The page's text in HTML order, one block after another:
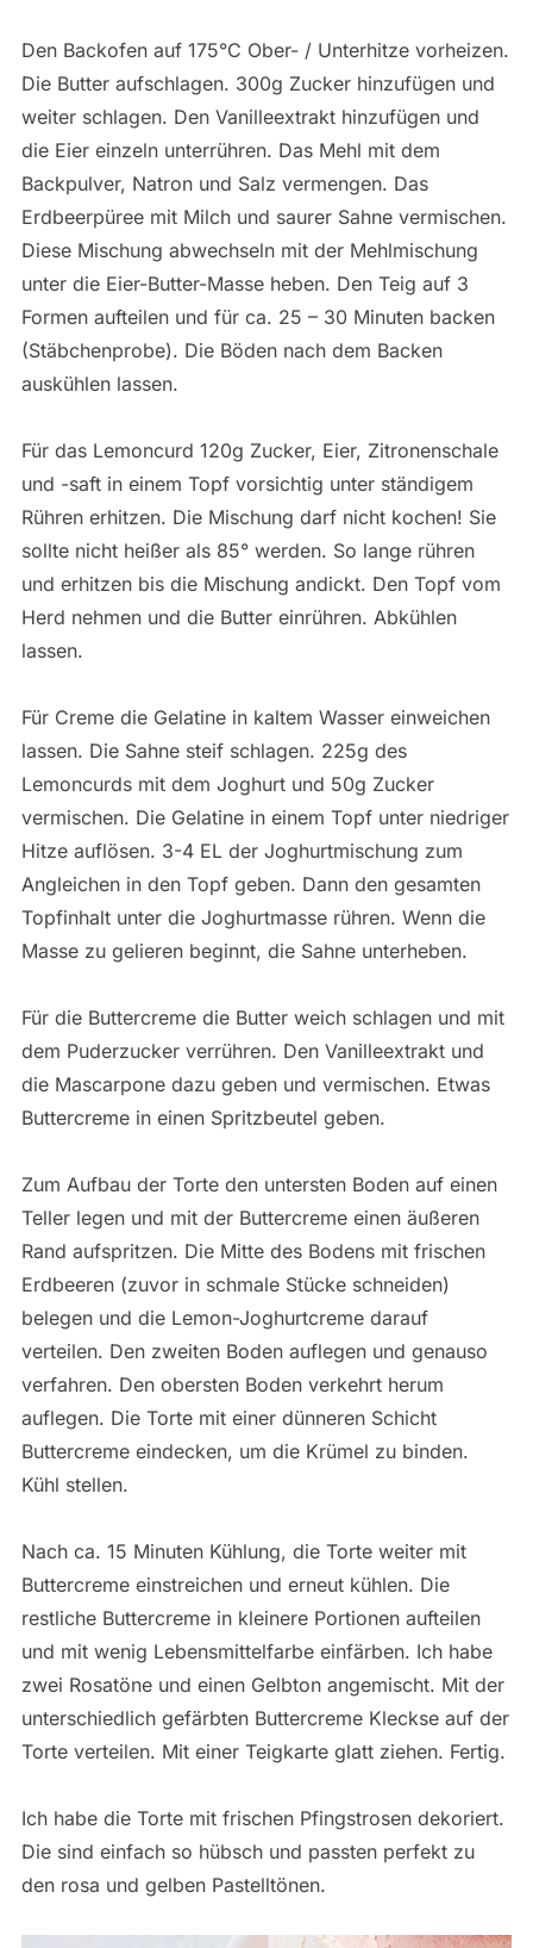
Den Backofen auf 175°C Ober- / Unterhitze vorheizen.
Die Butter aufschlagen. 300g Zucker hinzufügen und
weiter schlagen. Den Vanilleextrakt hinzufügen und
die Eier einzeln unterrühren. Das Mehl mit dem
Backpulver, Natron und Salz vermengen. Das
Erdbeerpüree mit Milch und saurer Sahne vermischen.
Diese Mischung abwechseln mit der Mehlmischung
unter die Eier-Butter-Masse heben. Den Teig auf 3
Formen aufteilen und für ca. 25 – 30 Minuten backen
(Stäbchenprobe). Die Böden nach dem Backen
auskühlen lassen.
Für das Lemoncurd 120g Zucker, Eier, Zitronenschale
und -saft in einem Topf vorsichtig unter ständigem
Rühren erhitzen. Die Mischung darf nicht kochen! Sie
sollte nicht heißer als 85° werden. So lange rühren
und erhitzen bis die Mischung andickt. Den Topf vom
Herd nehmen und die Butter einrühren. Abkühlen
lassen.
Für Creme die Gelatine in kaltem Wasser einweichen
lassen. Die Sahne steif schlagen. 225g des
Lemoncurds mit dem Joghurt und 50g Zucker
vermischen. Die Gelatine in einem Topf unter niedriger
Hitze auflösen. 3-4 EL der Joghurtmischung zum
Angleichen in den Topf geben. Dann den gesamten
Topfinhalt unter die Joghurtmasse rühren. Wenn die
Masse zu gelieren beginnt, die Sahne unterheben.
Für die Buttercreme die Butter weich schlagen und mit
dem Puderzucker verrühren. Den Vanilleextrakt und
die Mascarpone dazu geben und vermischen. Etwas
Buttercreme in einen Spritzbeutel geben.
Zum Aufbau der Torte den untersten Boden auf einen
Teller legen und mit der Buttercreme einen äußeren
Rand aufspritzen. Die Mitte des Bodens mit frischen
Erdbeeren (zuvor in schmale Stücke schneiden)
belegen und die Lemon-Joghurtcreme darauf
verteilen. Den zweiten Boden auflegen und genauso
verfahren. Den obersten Boden verkehrt herum
auflegen. Die Torte mit einer dünneren Schicht
Buttercreme eindecken, um die Krümel zu binden.
Kühl stellen.
Nach ca. 15 Minuten Kühlung, die Torte weiter mit
Buttercreme einstreichen und erneut kühlen. Die
restliche Buttercreme in kleinere Portionen aufteilen
und mit wenig Lebensmittelfarbe einfärben. Ich habe
zwei Rosatöne und einen Gelbton angemischt. Mit der
unterschiedlich gefärbten Buttercreme Kleckse auf der
Torte verteilen. Mit einer Teigkarte glatt ziehen. Fertig.
Ich habe die Torte mit frischen Pfingstrosen dekoriert.
Die sind einfach so hübsch und passten perfekt zu
den rosa und gelben Pastelltönen.